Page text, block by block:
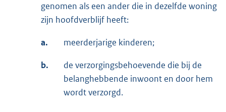
genomen als een ander die in dezelfde woning
zijn hoofdverblijf heeft:
a. meerderjarige kinderen;
b.
de verzorgingsbehoevende die bij de
belanghebbende inwoont en door hem
wordt verzorgd.